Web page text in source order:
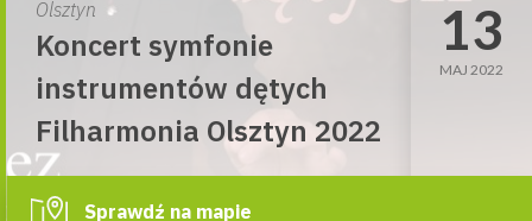
Olsztyn
Koncert symfonie
instrumentów dętych
Filharmonia Olsztyn 2022
13
MAJ 2022
Sprawdź na mapie